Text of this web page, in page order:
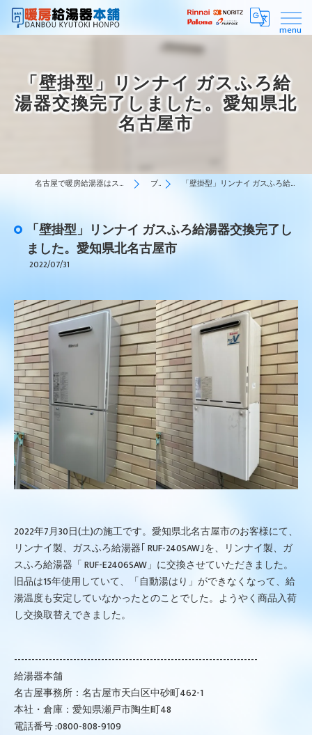
「壁掛型」リンナイ ガスふろ給
湯器交換完了しました。愛知県北
名古屋市
名古屋で暖房給湯器はスピーディーな対応の暖房給湯器本舗 ブログ 「壁掛型」リンナイ ガスふろ給湯器交換完了しました。愛知県北名古屋市
「壁掛型」リンナイ ガスふろ給湯器交換完了し
ました。愛知県北名古屋市
2022/07/31
2022年7月30日(土)の施工です。愛知県北名古屋市のお客様にて、
リンナイ製、ガスふろ給湯器｢ RUF-240SAW｣を、リンナイ製、ガ
スふろ給湯器「 RUF-E2406SAW」に交換させていただきました。
旧品は15年使用していて、「自動湯はり」ができなくなって、給
湯温度も安定していなかったとのことでした。ようやく商品入荷
し交換取替えできました。
----------------------------------------------------------------------
給湯器本舗
名古屋事務所：名古屋市天白区中砂町462-1
本社・倉庫：愛知県瀬戸市陶生町48
電話番号 :0800-808-9109